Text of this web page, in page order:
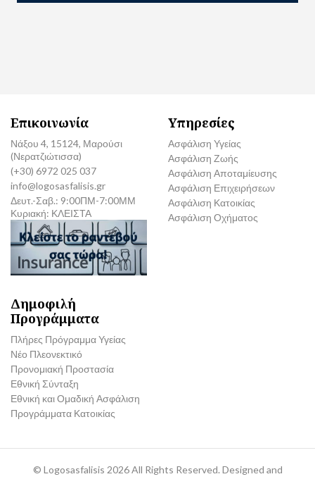
Επικοινωνία
Νάξου 4, 15124, Μαρούσι
(Νερατζιώτισσα)
(+30) 6972 025 037
info@logosasfalisis.gr
Δευτ.-Σαβ.: 9:00ΠΜ-7:00ΜΜ
Κυριακή: ΚΛΕΙΣΤΑ
Υπηρεσίες
Ασφάλιση Υγείας
Ασφάλιση Ζωής
Ασφάλιση Αποταμίευσης
Ασφάλιση Επιχειρήσεων
Ασφάλιση Κατοικίας
Ασφάλιση Οχήματος
Δημοφιλή
Προγράμματα
Πλήρες Πρόγραμμα Υγείας
Νέο Πλεονεκτικό
Προνομιακή Προστασία
Εθνική Σύνταξη
Εθνική και Ομαδική Ασφάλιση
Προγράμματα Κατοικίας
© Logosasfalisis 2026 All Rights Reserved. Designed and